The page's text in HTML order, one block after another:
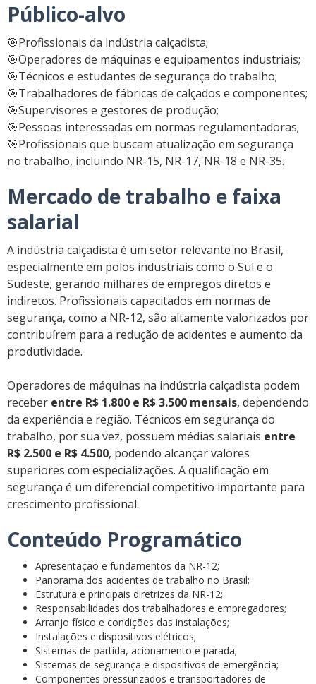
Público-alvo
🎯Profissionais da indústria calçadista;
🎯Operadores de máquinas e equipamentos industriais;
🎯Técnicos e estudantes de segurança do trabalho;
🎯Trabalhadores de fábricas de calçados e componentes;
🎯Supervisores e gestores de produção;
🎯Pessoas interessadas em normas regulamentadoras;
🎯Profissionais que buscam atualização em segurança
no trabalho, incluindo NR-15, NR-17, NR-18 e NR-35.
Mercado de trabalho e faixa
salarial
A indústria calçadista é um setor relevante no Brasil,
especialmente em polos industriais como o Sul e o
Sudeste, gerando milhares de empregos diretos e
indiretos. Profissionais capacitados em normas de
segurança, como a NR-12, são altamente valorizados por
contribuírem para a redução de acidentes e aumento da
produtividade.
Operadores de máquinas na indústria calçadista podem
receber entre R$ 1.800 e R$ 3.500 mensais, dependendo
da experiência e região. Técnicos em segurança do
trabalho, por sua vez, possuem médias salariais entre
R$ 2.500 e R$ 4.500, podendo alcançar valores
superiores com especializações. A qualificação em
segurança é um diferencial competitivo importante para
crescimento profissional.
Conteúdo Programático
Apresentação e fundamentos da NR-12;
Panorama dos acidentes de trabalho no Brasil;
Estrutura e principais diretrizes da NR-12;
Responsabilidades dos trabalhadores e empregadores;
Arranjo físico e condições das instalações;
Instalações e dispositivos elétricos;
Sistemas de partida, acionamento e parada;
Sistemas de segurança e dispositivos de emergência;
Componentes pressurizados e transportadores de